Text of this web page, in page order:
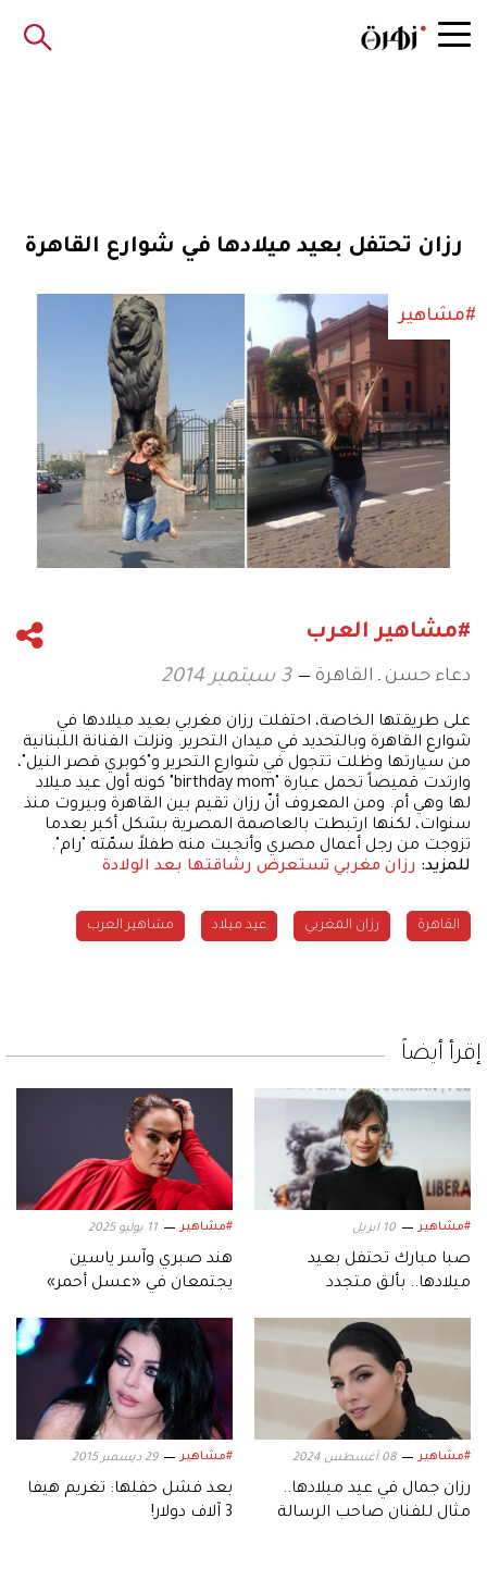
رزان تحتفل بعيد ميلادها في شوارع القاهرة
#مشاهير
#مشاهير العرب
دعاء حسن ـ القاهرة 3 سبتمبر 2014
على طريقتها الخاصة، احتفلت رزان مغربي بعيد ميلادها في
شوارع القاهرة وبالتحديد في ميدان التحرير. ونزلت الفنانة اللبنانية
من سيارتها وظلت تتجول في شوارع التحرير و"كوبري قصر النيل"،
وارتدت قميصاً تحمل عبارة "birthday mom" كونه أول عيد ميلاد
لها وهي أم. ومن المعروف أنّ رزان تقيم بين القاهرة وبيروت منذ
سنوات، لكنها ارتبطت بالعاصمة المصرية بشكل أكبر بعدما
تزوجت من رجل أعمال مصري وأنجبت منه طفلاً سمّته "رام".
للمزيد: رزان مغربي تستعرض رشاقتها بعد الولادة
القاهرة رزان المغربي عيد ميلاد مشاهير العرب
إقرأ أيضاً
#مشاهير 10 ابريل
صبا مبارك تحتفل بعيد
ميلادها.. بألق متجدد
#مشاهير 11 يوليو 2025
هند صبري وآسر ياسين
يجتمعان في «عسل أحمر»
#مشاهير 08 أغسطس 2024
رزان جمال في عيد ميلادها..
مثال للفنان صاحب الرسالة
#مشاهير 29 ديسمبر 2015
بعد فشل حفلها: تغريم هيفا
3 آلاف دولار!